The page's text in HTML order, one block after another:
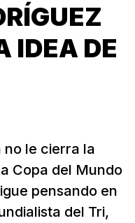
IDEA DE
no le cierra la
Copa del Mundo
pensando en
del Tri,